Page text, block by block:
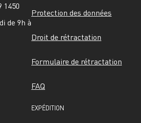
1450
de 9h à
Protection des données
Droit de rétractation
Formulaire de rétractation
FAQ
EXPÉDITION